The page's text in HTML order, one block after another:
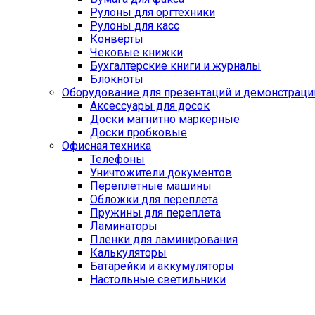
Рулоны для оргтехники
Рулоны для касс
Конверты
Чековые книжки
Бухгалтерские книги и журналы
Блокноты
Оборудование для презентаций и
Аксессуары для досок
Доски магнитно маркерные
Доски пробковые
Офисная техника
Телефоны
Уничтожители документов
Переплетные машины
Обложки для переплета
Пружины для переплета
Ламинаторы
Пленки для ламинирования
Калькуляторы
Батарейки и аккумуляторы
Настольные светильники